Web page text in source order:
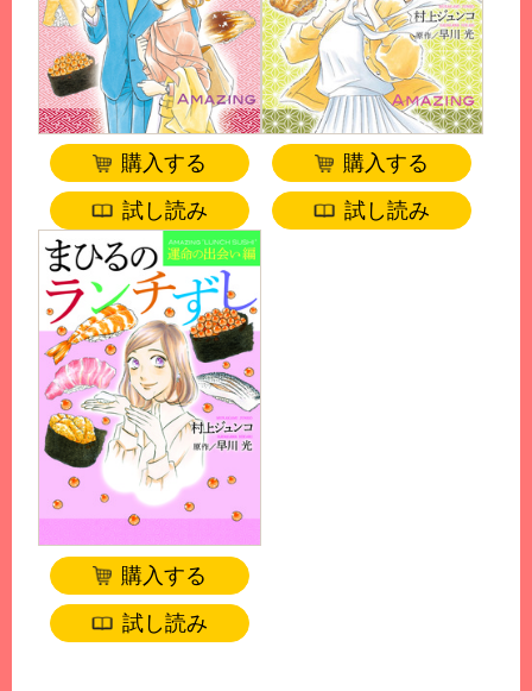
購入する
試し読み
購入する
試し読み
購入する
試し読み